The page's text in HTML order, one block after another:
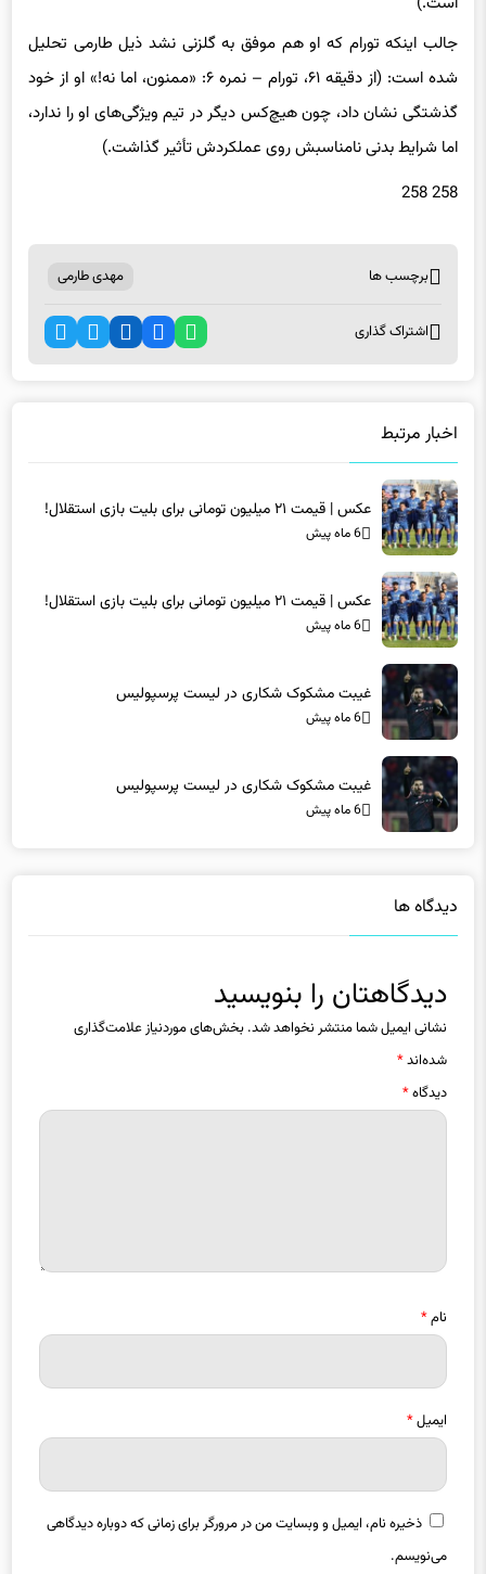
جالب اینکه تورام که او هم موفق به گلزنی نشد ذیل طارمی تحلیل
شده است: (از دقیقه ۶۱، تورام – نمره ۶: «ممنون، اما نه!» او از خود
گذشتگی نشان داد، چون هیچ‌کس دیگر در تیم ویژگی‌های او را ندارد،
اما شرایط بدنی نامناسبش روی عملکردش تأثیر گذاشت.)
258 258
برچسب ها مهدی طارمی
اشتراک گذاری
اخبار مرتبط
عکس | قیمت ۲۱ میلیون تومانی برای بلیت بازی استقلال!
6 ماه پیش
عکس | قیمت ۲۱ میلیون تومانی برای بلیت بازی استقلال!
6 ماه پیش
غیبت مشکوک شکاری در لیست پرسپولیس
6 ماه پیش
غیبت مشکوک شکاری در لیست پرسپولیس
6 ماه پیش
دیدگاه ها
دیدگاهتان را بنویسید
نشانی ایمیل شما منتشر نخواهد شد. بخش‌های موردنیاز علامت‌گذاری
شده‌اند*
دیدگاه*
نام*
ایمیل*
ذخیره نام، ایمیل و وبسایت من در مرورگر برای زمانی که دوباره دیدگاهی
می‌نویسم.